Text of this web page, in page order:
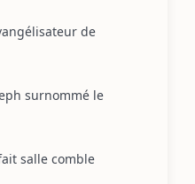
de
surnommé le
salle comble